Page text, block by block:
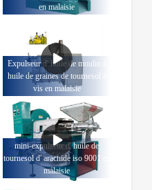
en malaisie
Expulseur d' huile de moulin à
huile de graines de tournesol à
vis en malaisie
mini-expulseur d' huile de
tournesol d' arachide iso 9001 en
malaisie